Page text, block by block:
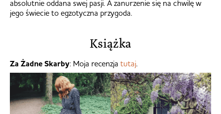
absolutnie oddana swej pasji. A zanurzenie się na chwilę w
jego świecie to egzotyczna przygoda.
Książka
Za Żadne Skarby: Moja recenzja tutaj.